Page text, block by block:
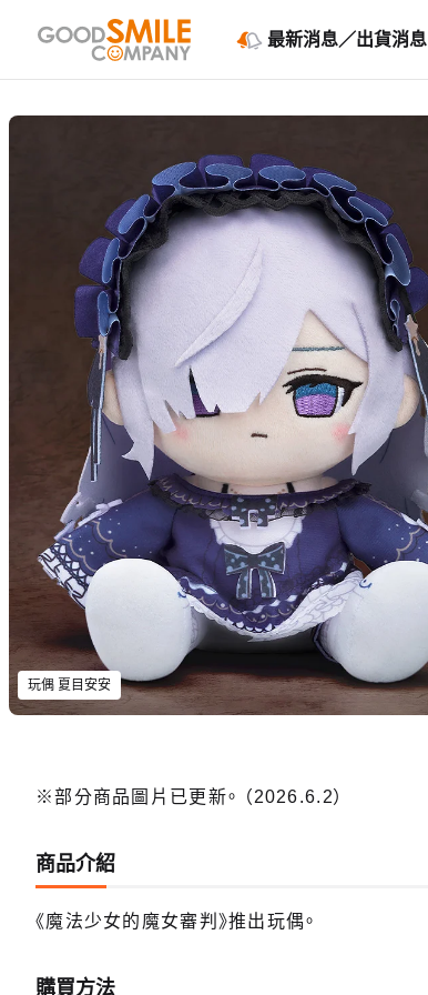
最新消息／出貨消息
玩偶 夏目安安
※部分商品圖片已更新。 （2026.6.2）
商品介紹
《魔法少女的魔女審判》推出玩偶。
購買方法